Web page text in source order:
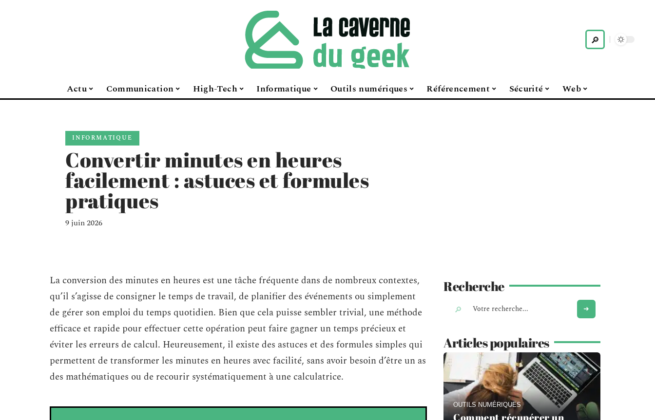
Actu Communication High-Tech Informatique Outils numériques Référencement Sécurité Web
INFORMATIQUE
Convertir minutes en heures
facilement : astuces et formules
pratiques
9 juin 2026
La conversion des minutes en heures est une tâche fréquente dans de nombreux contextes,
qu’il s’agisse de consigner le temps de travail, de planifier des événements ou simplement
de gérer son emploi du temps quotidien. Bien que cela puisse sembler trivial, une méthode
efficace et rapide pour effectuer cette opération peut faire gagner un temps précieux et
éviter les erreurs de calcul. Heureusement, il existe des astuces et des formules simples qui
permettent de transformer les minutes en heures avec facilité, sans avoir besoin d’être un as
des mathématiques ou de recourir systématiquement à une calculatrice.
Recherche
Articles populaires
OUTILS NUMÉRIQUES
Comment récupérer un